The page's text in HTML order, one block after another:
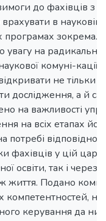
до фахівців з
врахувати в науковій
програмах зокрема.
увагу на
комуні-
не тільки
дослідження, а й
на важливості
на всіх етапах
потребі відповідної
фахівців у цій
освіти, так і через
життя. Подано комп-
компетентностей,
керування да